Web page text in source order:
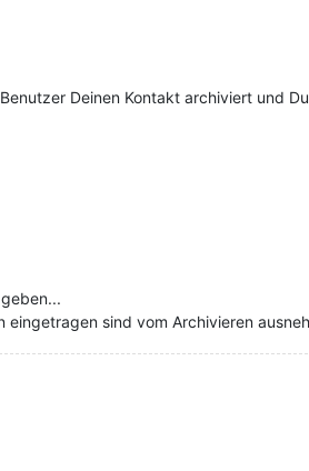
Deinen Kontakt archiviert und
sind vom Archivieren